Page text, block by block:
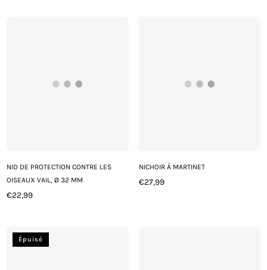
NID DE PROTECTION CONTRE LES
OISEAUX VAIL, Ø 32 MM
Prix
€22,99
NICHOIR À MARTINET
Prix
€27,99
Épuisé